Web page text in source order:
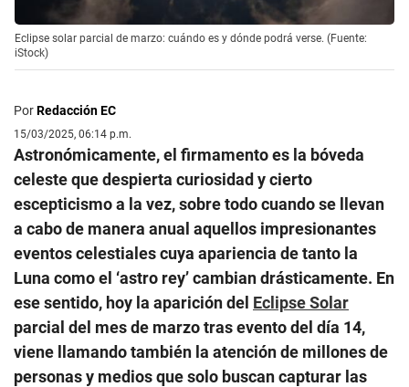
Eclipse solar parcial de marzo: cuándo es y dónde podrá verse. (Fuente:
iStock)
PorRedacción EC
15/03/2025, 06:14 p.m.
Astronómicamente, el firmamento es la bóveda
celeste que despierta curiosidad y cierto
escepticismo a la vez, sobre todo cuando se llevan
a cabo de manera anual aquellos impresionantes
eventos celestiales cuya apariencia de tanto la
Luna como el ‘astro rey’ cambian drásticamente. En
ese sentido, hoy la aparición del Eclipse Solar
parcial del mes de marzo tras evento del día 14,
viene llamando también la atención de millones de
personas y medios que solo buscan capturar las